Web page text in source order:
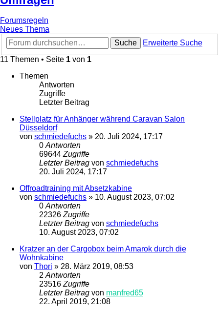
Forumsregeln
Neues Thema
Suche
Erweiterte Suche
11 Themen • Seite 1 von 1
Themen
Antworten
Zugriffe
Letzter Beitrag
Stellplatz für Anhänger während Caravan Salon
Düsseldorf
von schmiedefuchs » 20. Juli 2024, 17:17
0 Antworten
69644 Zugriffe
Letzter Beitrag von schmiedefuchs
20. Juli 2024, 17:17
Offroadtraining mit Absetzkabine
von schmiedefuchs » 10. August 2023, 07:02
0 Antworten
22326 Zugriffe
Letzter Beitrag von schmiedefuchs
10. August 2023, 07:02
Kratzer an der Cargobox beim Amarok durch die
Wohnkabine
von Thori » 28. März 2019, 08:53
2 Antworten
23516 Zugriffe
Letzter Beitrag von manfred65
22. April 2019, 21:08